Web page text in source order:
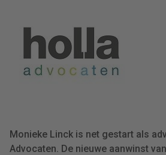
Monieke Linck is net gestart als
Advocaten. De nieuwe aanwinst